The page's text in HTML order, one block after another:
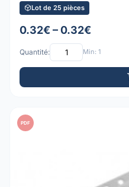
Lot de 25 pièces
0.32€ – 0.32€
Quantité: Min: 1
PDF